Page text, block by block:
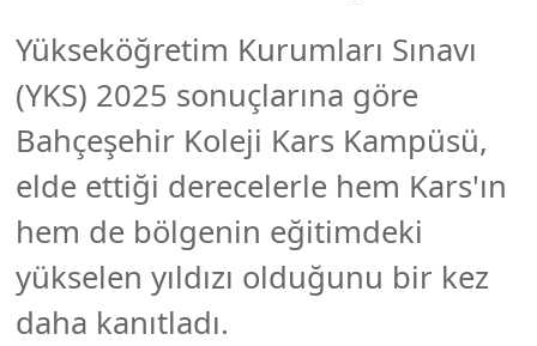
Yükseköğretim Kurumları Sınavı
(YKS) 2025 sonuçlarına göre
Bahçeşehir Koleji Kars Kampüsü,
elde ettiği derecelerle hem Kars'ın
hem de bölgenin eğitimdeki
yükselen yıldızı olduğunu bir kez
daha kanıtladı.